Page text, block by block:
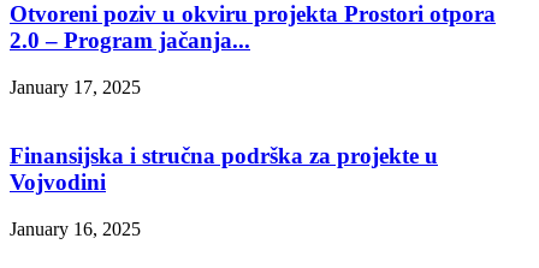
Otvoreni poziv u okviru projekta Prostori otpora
2.0 – Program jačanja...
January 17, 2025
Finansijska i stručna podrška za projekte u
Vojvodini
January 16, 2025